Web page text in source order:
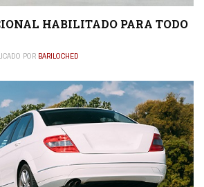
HABILITADO PARA TODO
POR BARILOCHED